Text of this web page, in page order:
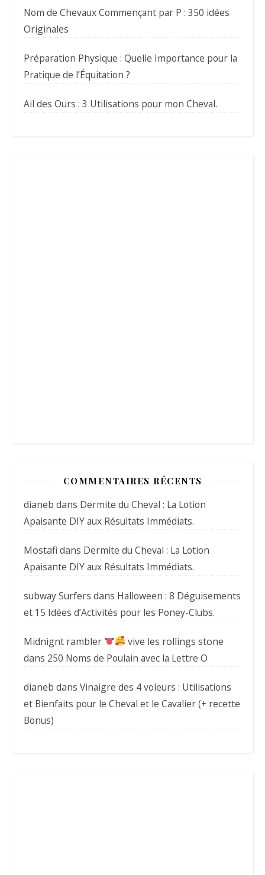
Nom de Chevaux Commençant par P : 350 idées
Originales
Préparation Physique : Quelle Importance pour la
Pratique de l’Équitation ?
Ail des Ours : 3 Utilisations pour mon Cheval.
COMMENTAIRES RÉCENTS
dianeb dans Dermite du Cheval : La Lotion
Apaisante DIY aux Résultats Immédiats.
Mostafi dans Dermite du Cheval : La Lotion
Apaisante DIY aux Résultats Immédiats.
subway Surfers dans Halloween : 8 Déguisements
et 15 Idées d’Activités pour les Poney-Clubs.
Midnignt rambler
vive les rollings stone
dans 250 Noms de Poulain avec la Lettre O
dianeb dans Vinaigre des 4 voleurs : Utilisations
et Bienfaits pour le Cheval et le Cavalier (+ recette
Bonus)